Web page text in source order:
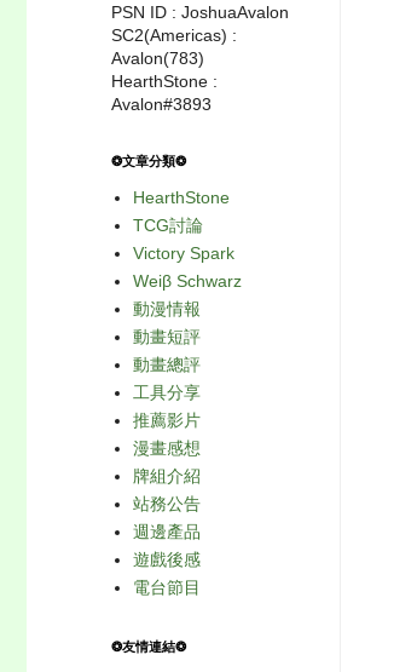
PSN ID : JoshuaAvalon
SC2(Americas) :
Avalon(783)
HearthStone :
Avalon#3893
❂文章分類❂
HearthStone
TCG討論
Victory Spark
Weiβ Schwarz
動漫情報
動畫短評
動畫總評
工具分享
推薦影片
漫畫感想
牌組介紹
站務公告
週邊產品
遊戲後感
電台節目
❂友情連結❂